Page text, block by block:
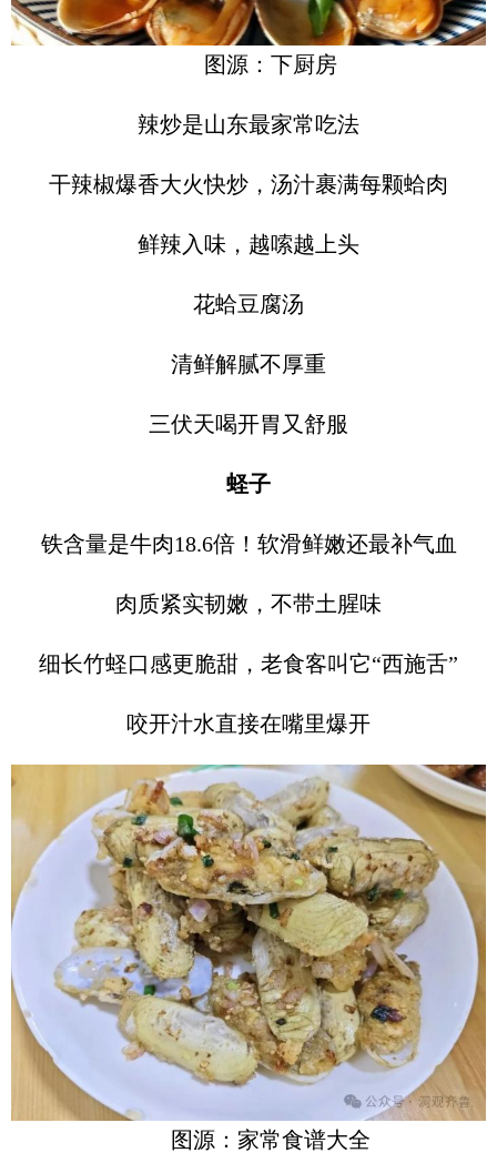
图源：下厨房
辣炒是山东最家常吃法
干辣椒爆香大火快炒，汤汁裹满每颗蛤肉
鲜辣入味，越嗦越上头
花蛤豆腐汤
清鲜解腻不厚重
三伏天喝开胃又舒服
蛏子
铁含量是牛肉18.6倍！软滑鲜嫩还最补气血
肉质紧实韧嫩，不带土腥味
细长竹蛏口感更脆甜，老食客叫它“西施舌”
咬开汁水直接在嘴里爆开
图源：家常食谱大全